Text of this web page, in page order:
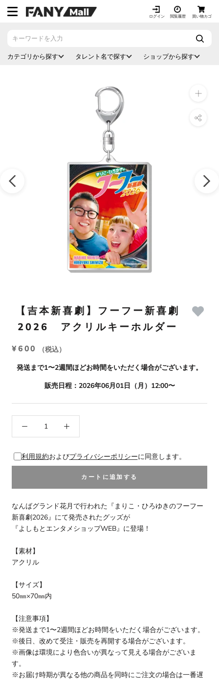
ログイン 閲覧履歴 買い物カゴ
カテゴリから探す タレント名で探す ショップから探す
【吉本新喜劇】フーフー新喜劇
2026 アクリルキーホルダー
¥600
（税込）
発送まで1〜2週間ほどお時間をいただく場合がございます。
販売日程：2026年06月01日（月）12:00〜
利用規約およびプライバシーポリシーに同意します。
カートに追加する
なんばグランド花月で行われた『まりこ・ひろゆきのフーフー
新喜劇2026』にて発売されたグッズが
『よしもとエンタメショップWEB』に登場！
【素材】
アクリル
【サイズ】
50㎜×70㎜内
【注意事項】
※発送まで1〜2週間ほどお時間をいただく場合がございます。
※後日、改めて受注・販売を再開する場合がございます。
※画像は環境により色合いが異なって見える場合がございま
す。
※お届け時期が異なる他の商品を同時にご注文の場合は一番遅